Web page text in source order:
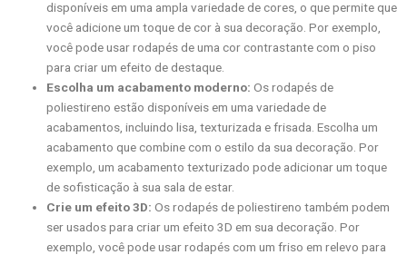
disponíveis em uma ampla variedade de cores, o que permite que
você adicione um toque de cor à sua decoração. Por exemplo,
você pode usar rodapés de uma cor contrastante com o piso
para criar um efeito de destaque.
Escolha um acabamento moderno: Os rodapés de
poliestireno estão disponíveis em uma variedade de
acabamentos, incluindo lisa, texturizada e frisada. Escolha um
acabamento que combine com o estilo da sua decoração. Por
exemplo, um acabamento texturizado pode adicionar um toque
de sofisticação à sua sala de estar.
Crie um efeito 3D: Os rodapés de poliestireno também podem
ser usados para criar um efeito 3D em sua decoração. Por
exemplo, você pode usar rodapés com um friso em relevo para